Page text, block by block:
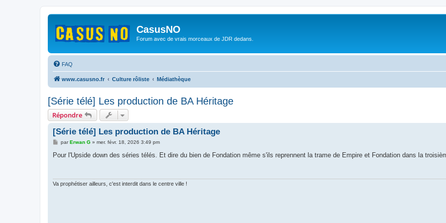
CasusNO
Forum avec de vrais morceaux de JDR dedans.
FAQ
www.casusno.fr Culture rôliste Médiathèque
[Série télé] Les production de BA Héritage
Répondre
[Série télé] Les production de BA Héritage
M
s
parErwan G» mer. févr. 18, 2026 3:49 pm
Pour l'Upside down des séries télés. Et dire du bien de Fondation même s'ils reprennent la trame de Empire et Fondation dans la
Va prophétiser ailleurs, c'est interdit dans le centre ville !